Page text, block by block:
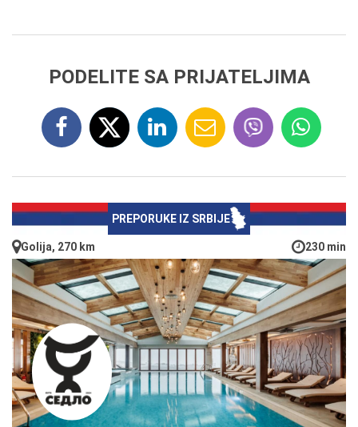
PODELITE SA PRIJATELJIMA
PREPORUKE IZ SRBIJE
Golija, 270 km 230 min